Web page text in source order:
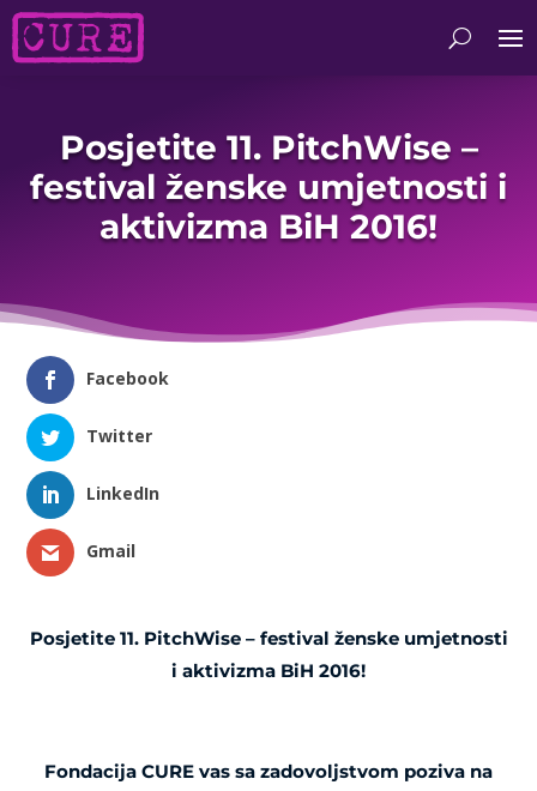
Posjetite 11. PitchWise –
festival ženske umjetnosti i
aktivizma BiH 2016!
Facebook
Twitter
LinkedIn
Gmail
Posjetite 11. PitchWise – festival ženske umjetnosti
i aktivizma BiH 2016!
Fondacija CURE vas sa zadovoljstvom poziva na